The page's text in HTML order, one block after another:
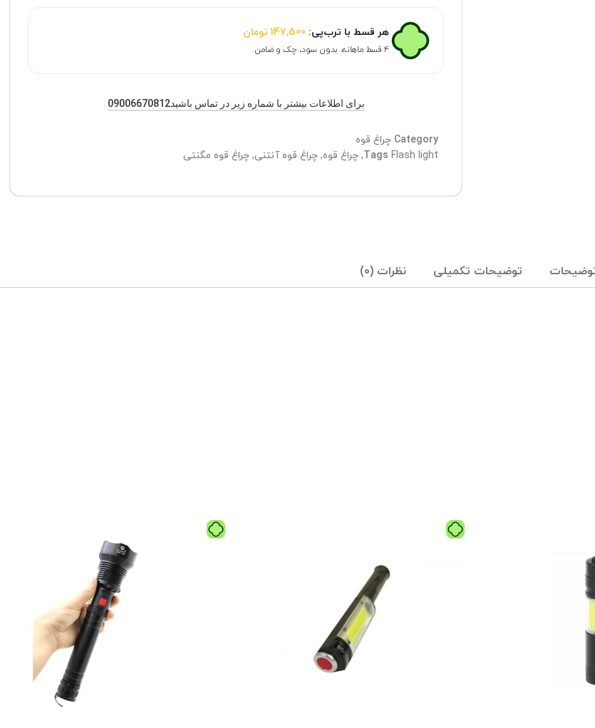
هر قسط با ترب‌پی: 147,500 تومان
۴ قسط ماهانه. بدون سود، چک و ضامن.
برای اطلاعات بیشتر با شماره زیر در تماس باشید09006670812
Category چراغ قوه
Tags Flash light
, چراغ قوه, چراغ قوه آنتنی, چراغ قوه مگنتی
توضیحات تکمیلی نظرات (0)